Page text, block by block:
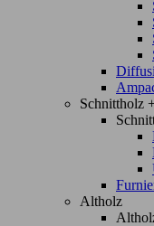
Schnittholz
Altholz